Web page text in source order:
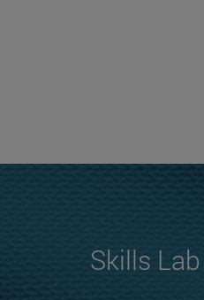
Skills Lab